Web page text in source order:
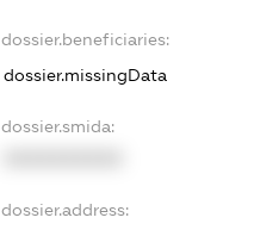
dossier.beneficiaries:
dossier.missingData
dossier.smida:
dossier.address: